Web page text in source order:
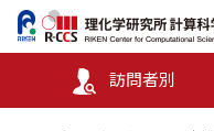
訪問者別